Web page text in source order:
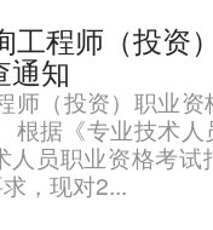
工程师（投资
通知
师（投资）职业
《专业技术人
人员职业资格考
，现对2...